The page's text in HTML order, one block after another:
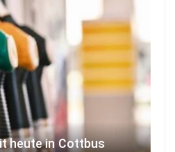
heute in Cottbus